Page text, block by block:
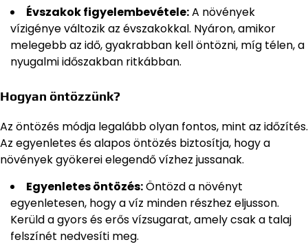
Évszakok figyelembevétele:A növények
vízigénye változik az évszakokkal. Nyáron, amikor
melegebb az idő, gyakrabban kell öntözni, míg télen, a
nyugalmi időszakban ritkábban.
Hogyan öntözzünk?
Az öntözés módja legalább olyan fontos, mint az időzítés.
Az egyenletes és alapos öntözés biztosítja, hogy a
növények gyökerei elegendő vízhez jussanak.
Egyenletes öntözés:Öntözd a növényt
egyenletesen, hogy a víz minden részhez eljusson.
Kerüld a gyors és erős vízsugarat, amely csak a talaj
felszínét nedvesíti meg.